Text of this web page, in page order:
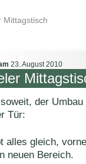
Mittagstisch
23. August 2010
der Umbau
Tür:
alles gleich, vorne
neuen Bereich.